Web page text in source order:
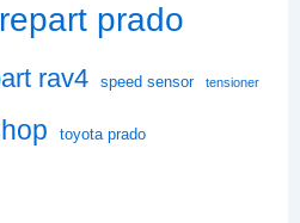
prado
rav4 speed sensor tensioner
toyota prado